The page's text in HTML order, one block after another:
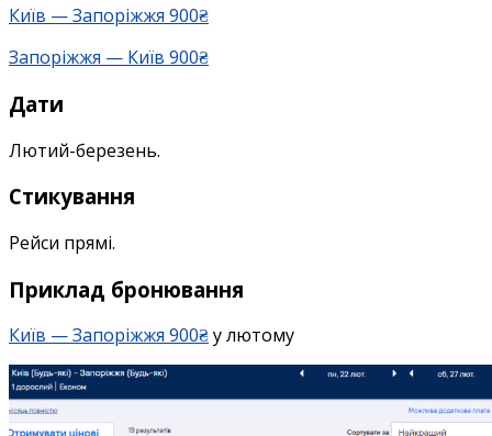
Київ — Запоріжжя 900₴
Запоріжжя — Київ 900₴
Дати
Лютий-березень.
Стикування
Рейси прямі.
Приклад бронювання
Київ — Запоріжжя 900₴у лютому